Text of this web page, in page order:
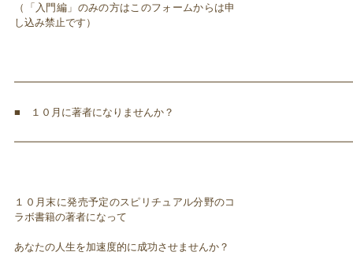
（「入門編」のみの方はこのフォームからは申
し込み禁止です）
■ １０月に著者になりませんか？
１０月末に発売予定のスピリチュアル分野のコ
ラボ書籍の著者になって
あなたの人生を加速度的に成功させませんか？